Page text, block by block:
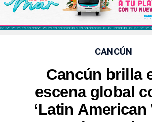
CANCÚN
Cancún brilla
escena global
‘Latin American